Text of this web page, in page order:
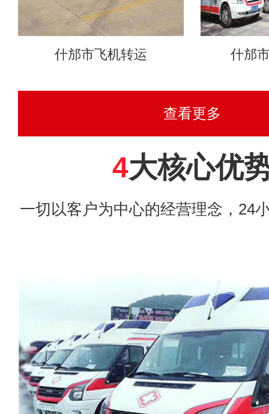
什邡市飞机转运 什邡
查看更多
4大核心优
一切以客户为中心的经营理念，24